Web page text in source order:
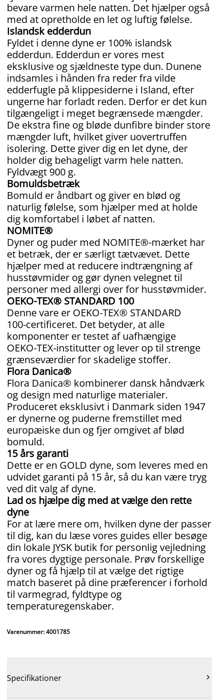
bevare varmen hele natten. Det hjælper også
med at opretholde en let og luftig følelse.
Islandsk edderdun
Fyldet i denne dyne er 100% islandsk
edderdun. Edderdun er vores mest
eksklusive og sjældneste type dun. Dunene
indsamles i hånden fra reder fra vilde
edderfugle på klippesiderne i Island, efter
ungerne har forladt reden. Derfor er det kun
tilgængeligt i meget begrænsede mængder.
De ekstra fine og bløde dunfibre binder store
mængder luft, hvilket giver uovertruffen
isolering. Dette giver dig en let dyne, der
holder dig behageligt varm hele natten.
Fyldvægt 900 g.
Bomuldsbetræk
Bomuld er åndbart og giver en blød og
naturlig følelse, som hjælper med at holde
dig komfortabel i løbet af natten.
NOMITE®
Dyner og puder med NOMITE®-mærket har
et betræk, der er særligt tætvævet. Dette
hjælper med at reducere indtrængning af
husstøvmider og gør dynen velegnet til
personer med allergi over for husstøvmider.
OEKO-TEX® STANDARD 100
Denne vare er OEKO‑TEX® STANDARD
100‑certificeret. Det betyder, at alle
komponenter er testet af uafhængige
OEKO‑TEX‑institutter og lever op til strenge
grænseværdier for skadelige stoffer.
Flora Danica®
Flora Danica® kombinerer dansk håndværk
og design med naturlige materialer.
Produceret eksklusivt i Danmark siden 1947
er dynerne og puderne fremstillet med
europæiske dun og fjer omgivet af blød
bomuld.
15 års garanti
Dette er en GOLD dyne, som leveres med en
udvidet garanti på 15 år, så du kan være tryg
ved dit valg af dyne.
Lad os hjælpe dig med at vælge den rette
dyne
For at lære mere om, hvilken dyne der passer
til dig, kan du læse vores guides eller besøge
din lokale JYSK butik for personlig vejledning
fra vores dygtige personale. Prøv forskellige
dyner og få hjælp til at vælge det rigtige
match baseret på dine præferencer i forhold
til varmegrad, fyldtype og
temperaturegenskaber.
Varenummer: 4001785
Specifikationer 